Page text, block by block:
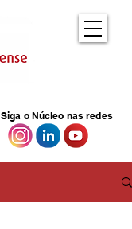
Siga o Núcleo nas redes